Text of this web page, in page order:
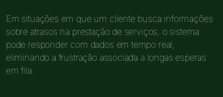
Em situações em que um cliente busca informações
sobre atrasos na prestação de serviços, o sistema
pode responder com dados em tempo real,
eliminando a frustração associada a longas esperas
em fila.